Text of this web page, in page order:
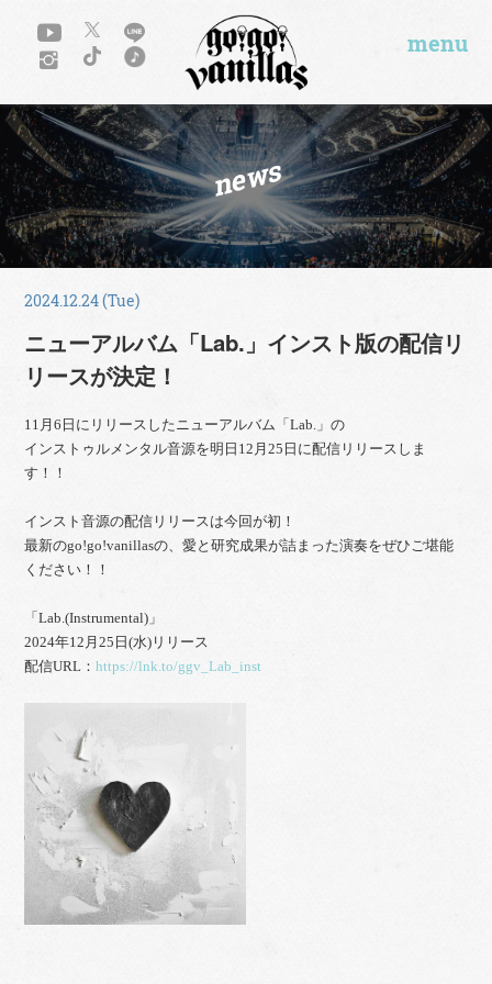
menu
news
2024.12.24 (Tue)
ニューアルバム「Lab.」インスト版の配信リ
リースが決定！
11月6日にリリースしたニューアルバム「Lab.」の
インストゥルメンタル音源を明日12月25日に配信リリースしま
す！！
インスト音源の配信リリースは今回が初！
最新のgo!go!vanillasの、愛と研究成果が詰まった演奏をぜひご堪能
ください！！
「Lab.(Instrumental)」
2024年12月25日(水)リリース
配信URL：https://lnk.to/ggv_Lab_inst